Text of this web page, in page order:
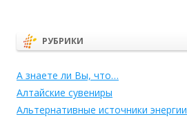
РУБРИКИ
А знаете ли Вы, что…
Алтайские сувениры
Альтернативные источники энергии